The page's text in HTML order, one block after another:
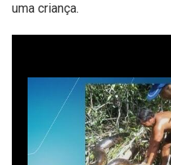
uma criança.